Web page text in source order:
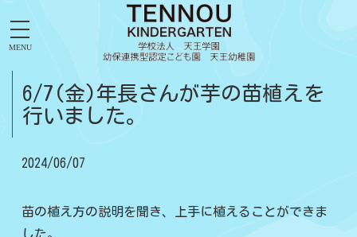
MENU
6/7(金)年長さんが芋の苗植えを
行いました。
2024/06/07
苗の植え方の説明を聞き、上手に植えることができま
した。